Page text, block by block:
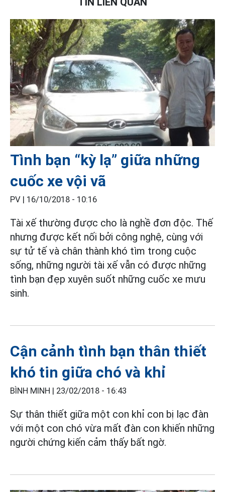
Tình bạn “kỳ lạ” giữa những
cuốc xe vội vã
PV | 16/10/2018 - 10:16
Tài xế thường được cho là nghề đơn độc. Thế
nhưng được kết nối bởi công nghệ, cùng với
sự tử tế và chân thành khó tìm trong cuộc
sống, những người tài xế vẫn có được những
tình bạn đẹp xuyên suốt những cuốc xe mưu
sinh.
Cận cảnh tình bạn thân thiết
khó tin giữa chó và khỉ
BÌNH MINH | 23/02/2018 - 16:43
Sự thân thiết giữa một con khỉ con bị lạc đàn
với một con chó vừa mất đàn con khiến những
người chứng kiến cảm thấy bất ngờ.